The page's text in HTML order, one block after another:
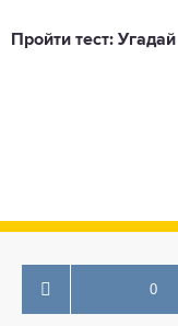
Пройти тест:
0